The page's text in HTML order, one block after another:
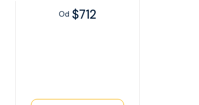
Od $712